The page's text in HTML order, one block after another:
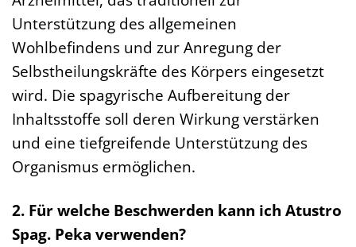
Unterstützung des allgemeinen
Wohlbefindens und zur Anregung der
Selbstheilungskräfte des Körpers eingesetzt
wird. Die spagyrische Aufbereitung der
Inhaltsstoffe soll deren Wirkung verstärken
und eine tiefgreifende Unterstützung des
Organismus ermöglichen.
2. Für welche Beschwerden kann ich Atustro
Spag. Peka verwenden?